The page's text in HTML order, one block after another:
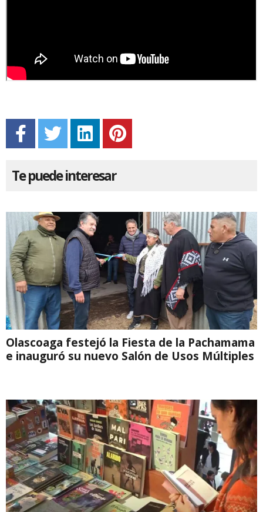
Te puede interesar
Olascoaga festejó la Fiesta de la Pachamama
e inauguró su nuevo Salón de Usos Múltiples